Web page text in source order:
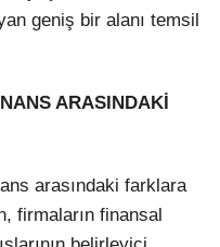
geniş bir alanı temsil
ARASINDAKİ
arasındaki farklara
firmaların finansal